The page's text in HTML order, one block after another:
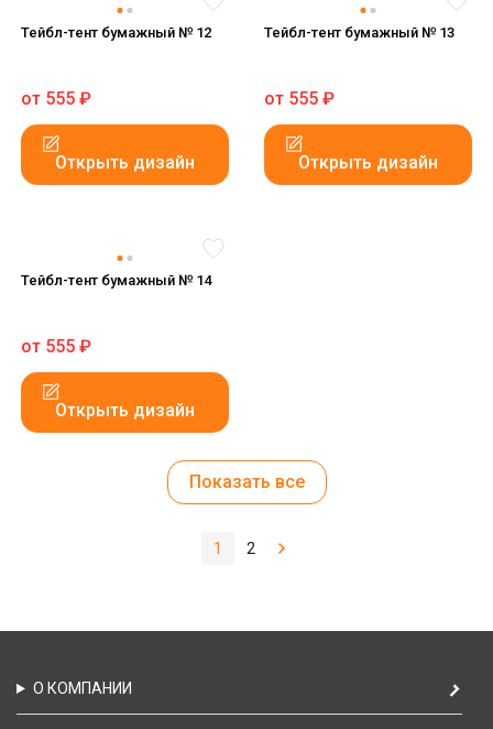
Тейбл-тент бумажный № 12
от 555 ₽
Открыть дизайн
Тейбл-тент бумажный № 13
от 555 ₽
Открыть дизайн
Тейбл-тент бумажный № 14
от 555 ₽
Открыть дизайн
Показать все
1 2
О КОМПАНИИ